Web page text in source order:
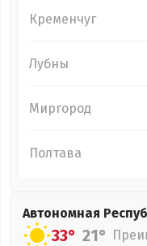
Кременчуг
Лубны
Миргород
Полтава
Автономная
33° 21°